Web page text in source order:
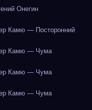
Онегин
Камю — Посторонний
Камю — Чума
Камю — Чума
Камю — Чума